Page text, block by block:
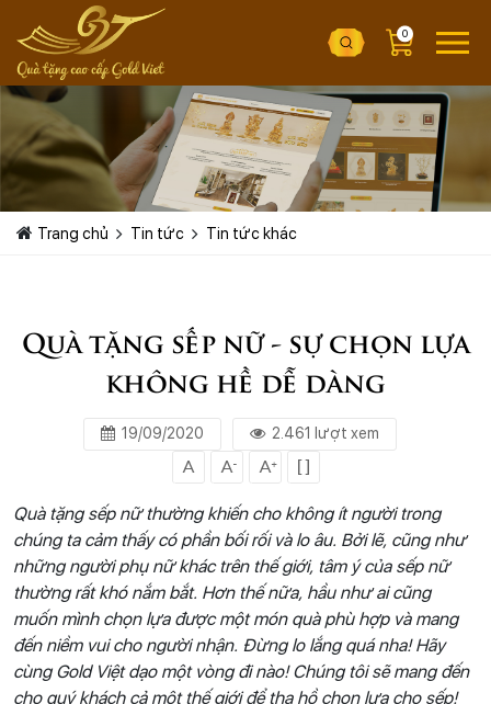
0
Trang chủ Tin tức Tin tức khác
Quà tặng sếp nữ - sự chọn lựa
không hề dễ dàng
19/09/2020 2.461 lượt xem
Quà tặng sếp nữthường khiến cho không ít người trong
chúng ta cảm thấy có phần bối rối và lo âu. Bởi lẽ, cũng như
những người phụ nữ khác trên thế giới, tâm ý của sếp nữ
thường rất khó nắm bắt. Hơn thế nữa, hầu như ai cũng
muốn mình chọn lựa được một món quà phù hợp và mang
đến niềm vui cho người nhận. Đừng lo lắng quá nha! Hãy
cùng Gold Việt dạo một vòng đi nào! Chúng tôi sẽ mang đến
cho quý khách cả một thế giới để tha hồ chọn lựa cho sếp!